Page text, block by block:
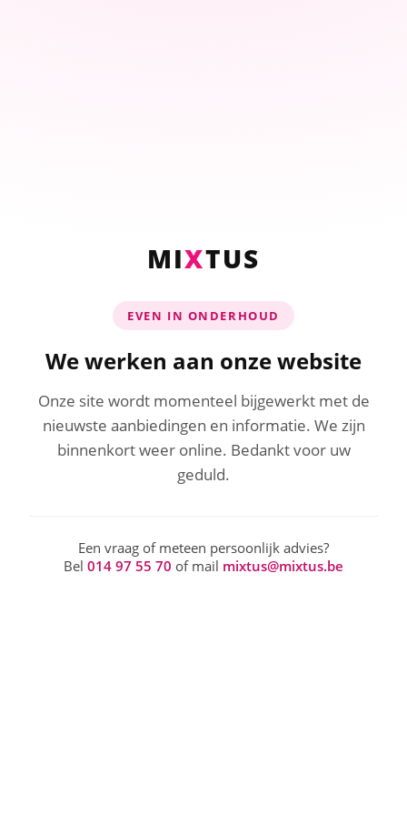
MIXTUS
EVEN IN ONDERHOUD
We werken aan onze website
Onze site wordt momenteel bijgewerkt met de
nieuwste aanbiedingen en informatie. We zijn
binnenkort weer online. Bedankt voor uw
geduld.
Een vraag of meteen persoonlijk advies?
Bel 014 97 55 70 of mail mixtus@mixtus.be